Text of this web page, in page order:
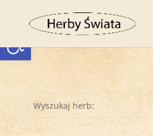
Otwórz pasek narzędzi